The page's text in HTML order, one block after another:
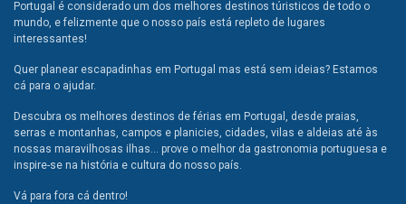
Portugal é considerado um dos melhores destinos túristicos de todo o
mundo, e felizmente que o nosso país está repleto de lugares
interessantes!
Quer planear escapadinhas em Portugal mas está sem ideias? Estamos
cá para o ajudar.
Descubra os melhores destinos de férias em Portugal, desde praias,
serras e montanhas, campos e planicies, cidades, vilas e aldeias até às
nossas maravilhosas ilhas... prove o melhor da gastronomia portuguesa e
inspire-se na história e cultura do nosso país.
Vá para fora cá dentro!